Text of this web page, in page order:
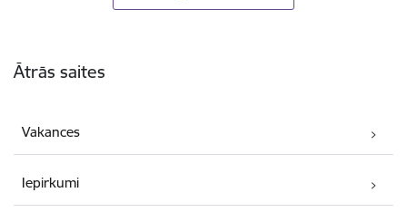
Ātrās saites
Vakances
Iepirkumi